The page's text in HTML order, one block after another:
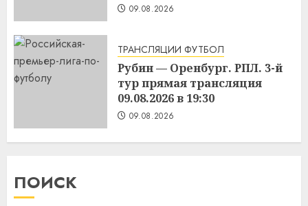
09.08.2026
ТРАНСЛЯЦИИ ФУТБОЛ
Рубин — Оренбург. РПЛ. 3-й
тур прямая трансляция
09.08.2026 в 19:30
09.08.2026
ПОИСК